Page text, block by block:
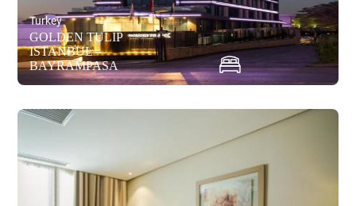
Turkey
GOLDEN TULIP
ISTANBUL
BAYRAMPASA